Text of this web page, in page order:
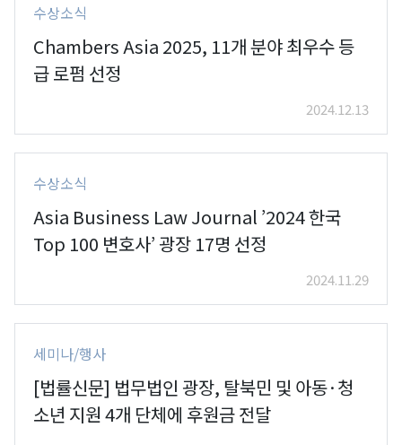
수상소식
Chambers Asia 2025, 11개 분야 최우수 등
급 로펌 선정
2024.12.13
수상소식
Asia Business Law Journal ’2024 한국
Top 100 변호사’ 광장 17명 선정
2024.11.29
세미나/행사
[법률신문] 법무법인 광장, 탈북민 및 아동·청
소년 지원 4개 단체에 후원금 전달